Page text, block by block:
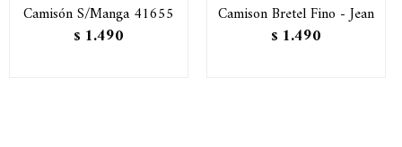
Camisón S/Manga 41655
$ 1.490
Camison Bretel Fino - Jean
$ 1.490